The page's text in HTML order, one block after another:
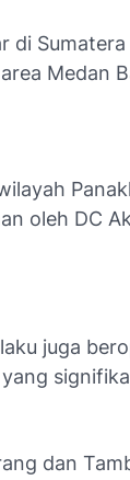
di
Medan
oleh DC
juga
dan